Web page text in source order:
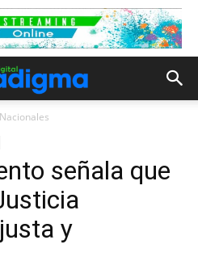
Nacionales
señala que
y